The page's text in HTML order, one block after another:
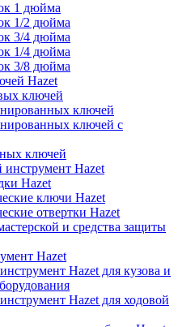
1 дюйма
1/2 дюйма
3/4 дюйма
1/4 дюйма
3/8 дюйма
Hazet
ключей
ключей
ключей с
ключей
Hazet
Hazet
ключи Hazet
отвертки Hazet
и средства защиты
Hazet
Hazet для кузова и
Hazet для ходовой